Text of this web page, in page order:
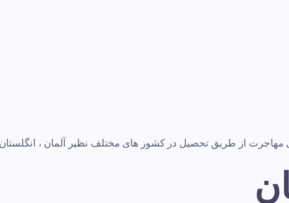
از طریق تحصیل در کشور های مختلف نظیر آلمان ، انگلستان